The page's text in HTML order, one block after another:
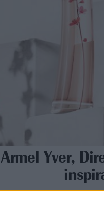
Armel Yver,